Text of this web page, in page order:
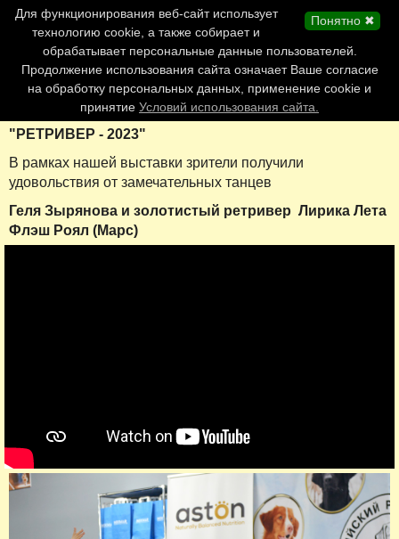
Главная страница
Обновления сайта
Контакты
Персоналии
Форум
"РЕТРИВЕР - 2023"
В рамках нашей выставки зрители получили
удовольствия от замечательных танцев
Геля Зырянова и золотистый ретривер Лирика Лета
Флэш Роял (Марс)
Понятно ✖
Для функционирования веб-сайт использует
технологию cookie, а также собирает и
обрабатывает персональные данные пользователей.
Продолжение использования сайта означает Ваше согласие
на обработку персональных данных, применение cookie и
принятие Условий использования сайта.